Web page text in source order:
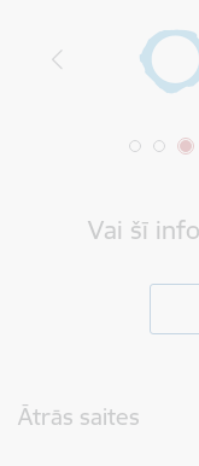
Vai šī
Ātrās saites